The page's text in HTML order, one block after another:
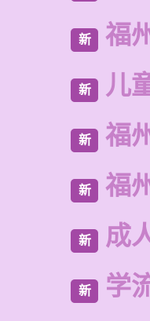
新 福
新 儿
新 福
新 福
新 成
新 学